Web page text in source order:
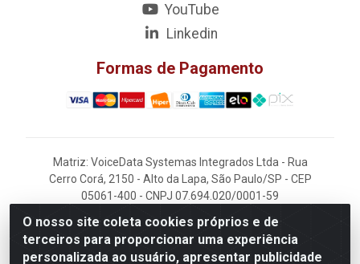
O nosso site coleta cookies próprios e de
terceiros para proporcionar uma experiência
personalizada ao usuário, apresentar publicidade
YouTube
Linkedin
Formas de Pagamento
Matriz: VoiceData Systemas Integrados Ltda - Rua
Cerro Corá, 2150 - Alto da Lapa, São Paulo/SP - CEP
05061-400 - CNPJ 07.694.020/0001-59
Filial: VoiceData - Rua João Kaufmann, 405 -
Rochdale - Osasco/SP - CEP 06220-060